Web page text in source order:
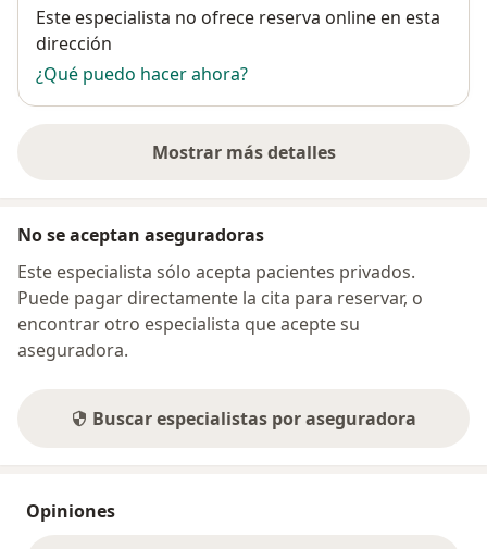
Disponibilidad
Este especialista no ofrece reserva online en esta
dirección
¿Qué puedo hacer ahora?
Mostrar más detalles
sobre la dirección
No se aceptan aseguradoras
Este especialista sólo acepta pacientes privados.
Puede pagar directamente la cita para reservar, o
encontrar otro especialista que acepte su
aseguradora.
Buscar especialistas por aseguradora
Opiniones